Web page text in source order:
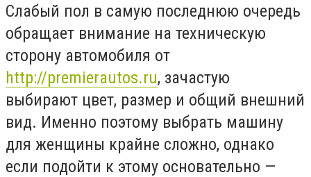
Слабый пол в самую последнюю очередь
обращает внимание на техническую
сторону автомобиля от
http://premierautos.ru, зачастую
выбирают цвет, размер и общий внешний
вид. Именно поэтому выбрать машину
для женщины крайне сложно, однако
если подойти к этому основательно —